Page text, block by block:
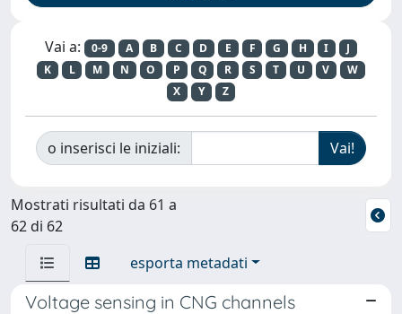
Vai a: 0-9 A B C D E F G H I
J
K
L M N O P Q R S T U V
W
X
Y Z
o inserisci le iniziali:
Mostrati risultati da 61 a
62 di 62
esporta metadati
Voltage sensing in CNG channels